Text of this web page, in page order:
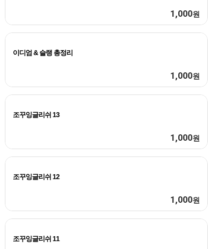
1,000원
이디엄 & 슬랭 총정리
1,000원
조꾸잉글리쉬 13
1,000원
조꾸잉글리쉬 12
1,000원
조꾸잉글리쉬 11